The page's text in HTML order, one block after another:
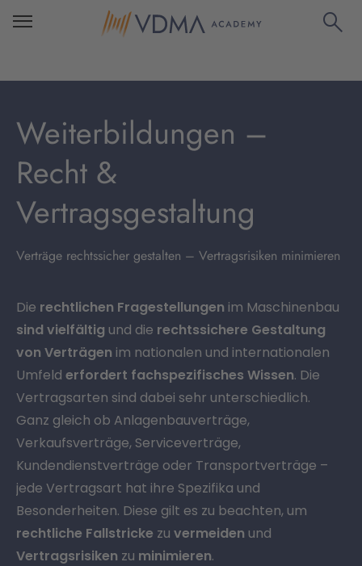
Weiterbildungen –
Recht &
Vertragsgestaltung
Verträge rechtssicher gestalten – Vertragsrisiken minimieren
Die rechtlichen Fragestellungen im Maschinenbau
sind vielfältig und die rechtssichere Gestaltung
von Verträgen im nationalen und internationalen
Umfeld erfordert fachspezifisches Wissen. Die
Vertragsarten sind dabei sehr unterschiedlich.
Ganz gleich ob Anlagenbauverträge,
Verkaufsverträge, Serviceverträge,
Kundendienstverträge oder Transportverträge –
jede Vertragsart hat ihre Spezifika und
Besonderheiten. Diese gilt es zu beachten, um
rechtliche Fallstricke zu vermeiden und
Vertragsrisiken zu minimieren.